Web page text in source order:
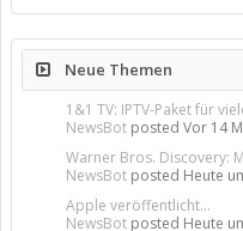
Neue Themen
1&1 TV: IPTV-Paket für
NewsBot posted Vor 14
Warner Bros. Discovery:
NewsBot posted Heute
Apple veröffentlicht...
NewsBot posted Heute